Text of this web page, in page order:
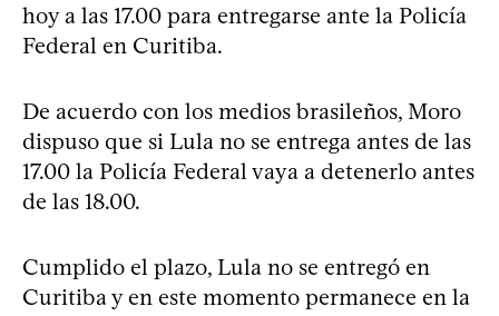
hoy a las 17.00 para entregarse ante la Policía
Federal en Curitiba.
De acuerdo con los medios brasileños, Moro
dispuso que si Lula no se entrega antes de las
17.00 la Policía Federal vaya a detenerlo antes
de las 18.00.
Cumplido el plazo, Lula no se entregó en
Curitiba y en este momento permanece en la